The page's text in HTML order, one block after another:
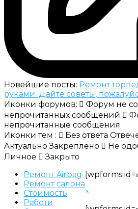
Новейшие посты: Ремонт
руками. Дайте советы,
Иконки форумов:
Форум не
непрочитанных сообщений
непрочитанные сообщения
Иконки тем :
Без ответа
Актуально Закреплено Не
Личное
Закрыто
Ремонт Airbag
Ремонт салона
Стоимость
Работи
[wpforms
×